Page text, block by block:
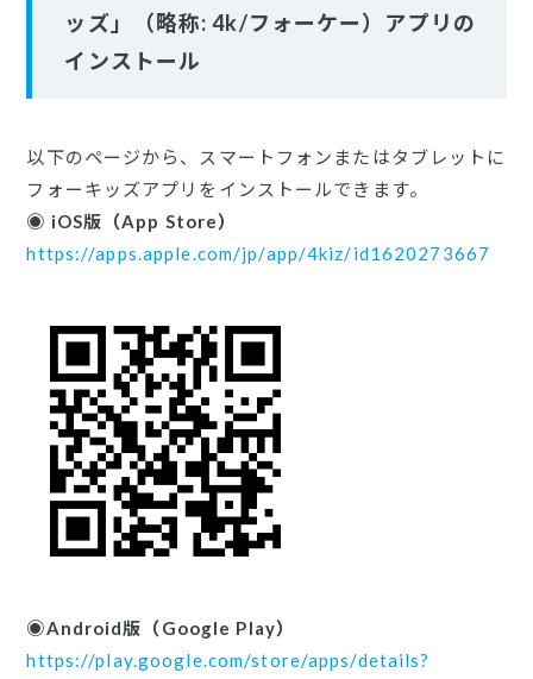
ッズ」（略称: 4k/フォーケー）アプリの
インストール
以下のページから、スマートフォンまたはタブレットに
フォーキッズアプリをインストールできます。
​◉ iOS版（App Store）
https://apps.apple.com/jp/app/4kiz/id1620273667
◉Android版（Google Play）
https://play.google.com/store/apps/details?